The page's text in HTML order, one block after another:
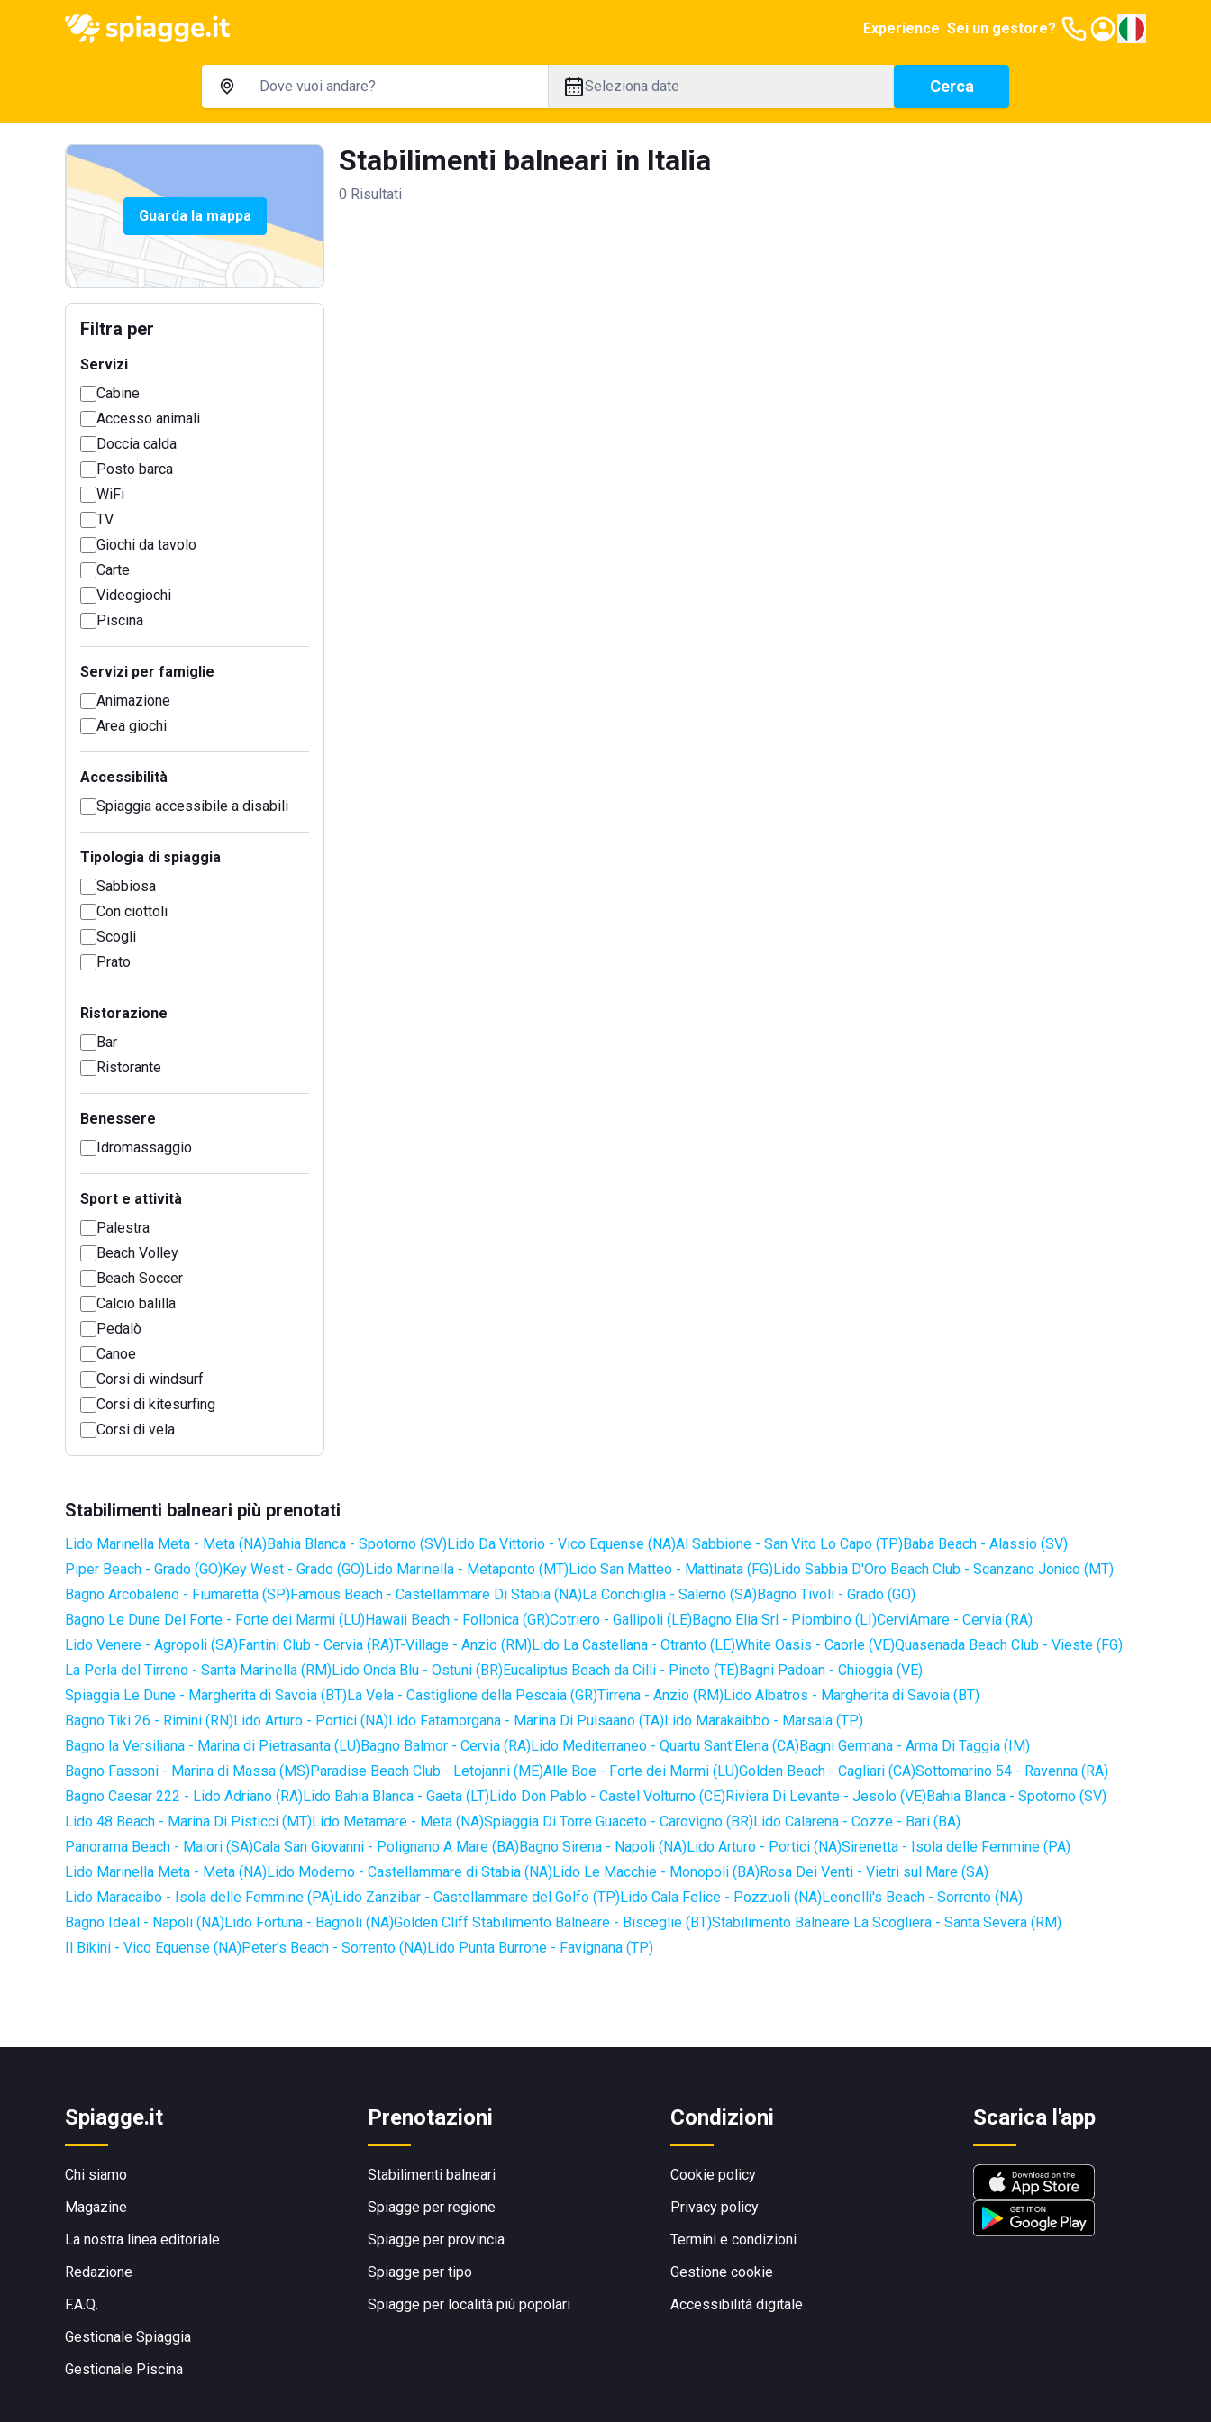
Experience Sei un gestore?
Seleziona date Cerca
Guarda la mappa
Filtra per
Servizi
Cabine
Accesso animali
Doccia calda
Posto barca
WiFi
TV
Giochi da tavolo
Carte
Videogiochi
Piscina
Servizi per famiglie
Animazione
Area giochi
Accessibilità
Spiaggia accessibile a disabili
Tipologia di spiaggia
Sabbiosa
Con ciottoli
Scogli
Prato
Ristorazione
Bar
Ristorante
Benessere
Idromassaggio
Sport e attività
Palestra
Beach Volley
Beach Soccer
Calcio balilla
Pedalò
Canoe
Corsi di windsurf
Corsi di kitesurfing
Corsi di vela
Stabilimenti balneari in Italia
0 Risultati
Stabilimenti balneari più prenotati
Lido Marinella Meta - Meta (NA)Bahia Blanca - Spotorno (SV)Lido Da Vittorio - Vico Equense (NA)Al Sabbione - San Vito Lo Capo (TP)Baba Beach - Alassio (SV)
Piper Beach - Grado (GO)Key West - Grado (GO)Lido Marinella - Metaponto (MT)Lido San Matteo - Mattinata (FG)Lido Sabbia D'Oro Beach Club - Scanzano Jonico (MT)
Bagno Arcobaleno - Fiumaretta (SP)Famous Beach - Castellammare Di Stabia (NA)La Conchiglia - Salerno (SA)Bagno Tivoli - Grado (GO)
Bagno Le Dune Del Forte - Forte dei Marmi (LU)Hawaii Beach - Follonica (GR)Cotriero - Gallipoli (LE)Bagno Elia Srl - Piombino (LI)CerviAmare - Cervia (RA)
Lido Venere - Agropoli (SA)Fantini Club - Cervia (RA)T-Village - Anzio (RM)Lido La Castellana - Otranto (LE)White Oasis - Caorle (VE)Quasenada Beach Club - Vieste (FG)
La Perla del Tirreno - Santa Marinella (RM)Lido Onda Blu - Ostuni (BR)Eucaliptus Beach da Cilli - Pineto (TE)Bagni Padoan - Chioggia (VE)
Spiaggia Le Dune - Margherita di Savoia (BT)La Vela - Castiglione della Pescaia (GR)Tirrena - Anzio (RM)Lido Albatros - Margherita di Savoia (BT)
Bagno Tiki 26 - Rimini (RN)Lido Arturo - Portici (NA)Lido Fatamorgana - Marina Di Pulsaano (TA)Lido Marakaibbo - Marsala (TP)
Bagno la Versiliana - Marina di Pietrasanta (LU)Bagno Balmor - Cervia (RA)Lido Mediterraneo - Quartu Sant'Elena (CA)Bagni Germana - Arma Di Taggia (IM)
Bagno Fassoni - Marina di Massa (MS)Paradise Beach Club - Letojanni (ME)Alle Boe - Forte dei Marmi (LU)Golden Beach - Cagliari (CA)Sottomarino 54 - Ravenna (RA)
Bagno Caesar 222 - Lido Adriano (RA)Lido Bahia Blanca - Gaeta (LT)Lido Don Pablo - Castel Volturno (CE)Riviera Di Levante - Jesolo (VE)Bahia Blanca - Spotorno (SV)
Lido 48 Beach - Marina Di Pisticci (MT)Lido Metamare - Meta (NA)Spiaggia Di Torre Guaceto - Carovigno (BR)Lido Calarena - Cozze - Bari (BA)
Panorama Beach - Maiori (SA)Cala San Giovanni - Polignano A Mare (BA)Bagno Sirena - Napoli (NA)Lido Arturo - Portici (NA)Sirenetta - Isola delle Femmine (PA)
Lido Marinella Meta - Meta (NA)Lido Moderno - Castellammare di Stabia (NA)Lido Le Macchie - Monopoli (BA)Rosa Dei Venti - Vietri sul Mare (SA)
Lido Maracaibo - Isola delle Femmine (PA)Lido Zanzibar - Castellammare del Golfo (TP)Lido Cala Felice - Pozzuoli (NA)Leonelli's Beach - Sorrento (NA)
Bagno Ideal - Napoli (NA)Lido Fortuna - Bagnoli (NA)Golden Cliff Stabilimento Balneare - Bisceglie (BT)Stabilimento Balneare La Scogliera - Santa Severa (RM)
Il Bikini - Vico Equense (NA)Peter's Beach - Sorrento (NA)Lido Punta Burrone - Favignana (TP)
Spiagge.it
Chi siamo
Magazine
La nostra linea editoriale
Redazione
F.A.Q.
Gestionale Spiaggia
Gestionale Piscina
Prenotazioni
Stabilimenti balneari
Spiagge per regione
Spiagge per provincia
Spiagge per tipo
Spiagge per località più popolari
Condizioni
Cookie policy
Privacy policy
Termini e condizioni
Gestione cookie
Accessibilità digitale
Scarica l'app